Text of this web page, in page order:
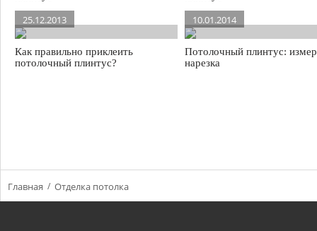
25.12.2013
Как правильно приклеить
потолочный плинтус?
10.01.2014
Потолочный плинтус:
нарезка
Главная Отделка потолка